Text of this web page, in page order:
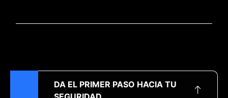
DA EL PRIMER PASO HACIA TU